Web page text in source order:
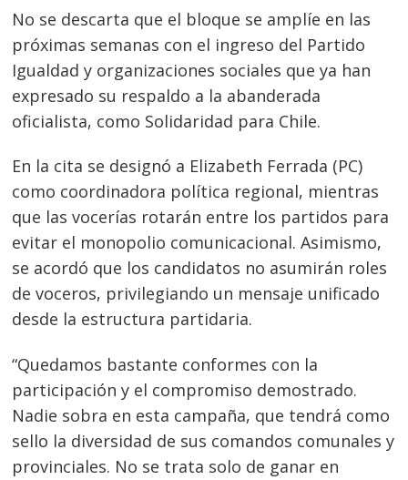
No se descarta que el bloque se amplíe en las
próximas semanas con el ingreso del Partido
Igualdad y organizaciones sociales que ya han
expresado su respaldo a la abanderada
oficialista, como Solidaridad para Chile.
En la cita se designó a Elizabeth Ferrada (PC)
como coordinadora política regional, mientras
que las vocerías rotarán entre los partidos para
evitar el monopolio comunicacional. Asimismo,
se acordó que los candidatos no asumirán roles
de voceros, privilegiando un mensaje unificado
desde la estructura partidaria.
“Quedamos bastante conformes con la
participación y el compromiso demostrado.
Nadie sobra en esta campaña, que tendrá como
sello la diversidad de sus comandos comunales y
provinciales. No se trata solo de ganar en